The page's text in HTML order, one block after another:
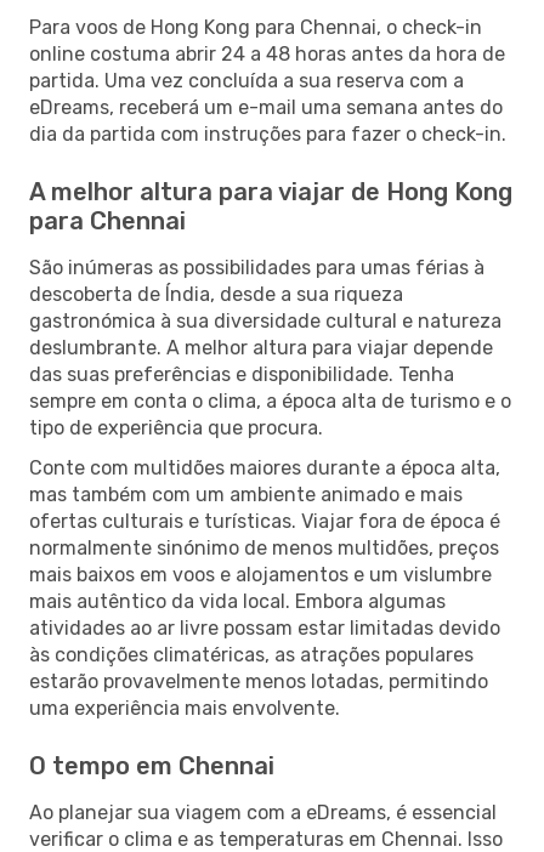
Para voos de Hong Kong para Chennai, o check-in
online costuma abrir 24 a 48 horas antes da hora de
partida. Uma vez concluída a sua reserva com a
eDreams, receberá um e-mail uma semana antes do
dia da partida com instruções para fazer o check-in.
A melhor altura para viajar de Hong Kong
para Chennai
São inúmeras as possibilidades para umas férias à
descoberta de Índia, desde a sua riqueza
gastronómica à sua diversidade cultural e natureza
deslumbrante. A melhor altura para viajar depende
das suas preferências e disponibilidade. Tenha
sempre em conta o clima, a época alta de turismo e o
tipo de experiência que procura.
Conte com multidões maiores durante a época alta,
mas também com um ambiente animado e mais
ofertas culturais e turísticas. Viajar fora de época é
normalmente sinónimo de menos multidões, preços
mais baixos em voos e alojamentos e um vislumbre
mais autêntico da vida local. Embora algumas
atividades ao ar livre possam estar limitadas devido
às condições climatéricas, as atrações populares
estarão provavelmente menos lotadas, permitindo
uma experiência mais envolvente.
O tempo em Chennai
Ao planejar sua viagem com a eDreams, é essencial
verificar o clima e as temperaturas em Chennai. Isso